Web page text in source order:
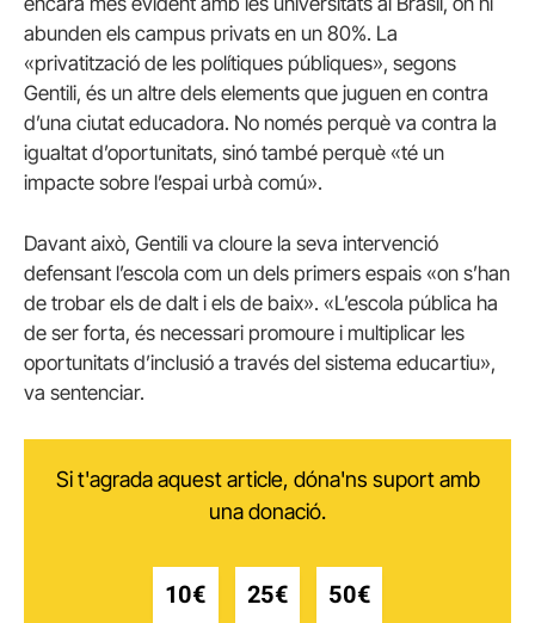
abunden els campus privats en un 80%. La
«privatització de les polítiques públiques», segons
Gentili, és un altre dels elements que juguen en contra
d’una ciutat educadora. No només perquè va contra la
igualtat d’oportunitats, sinó també perquè «té un
impacte sobre l’espai urbà comú».
Davant això, Gentili va cloure la seva intervenció
defensant l’escola com un dels primers espais «on s’han
de trobar els de dalt i els de baix». «L’escola pública ha
de ser forta, és necessari promoure i multiplicar les
oportunitats d’inclusió a través del sistema educartiu»,
va sentenciar.
Si t'agrada aquest article, dóna'ns suport amb
una donació.
10€ 25€ 50€